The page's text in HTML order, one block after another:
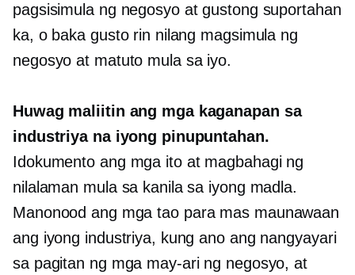
pagsisimula ng negosyo at gustong suportahan
ka, o baka gusto rin nilang magsimula ng
negosyo at matuto mula sa iyo.
Huwag maliitin ang mga kaganapan sa
industriya na iyong pinupuntahan.
Idokumento ang mga ito at magbahagi ng
nilalaman mula sa kanila sa iyong madla.
Manonood ang mga tao para mas maunawaan
ang iyong industriya, kung ano ang nangyayari
sa pagitan ng mga may-ari ng negosyo, at